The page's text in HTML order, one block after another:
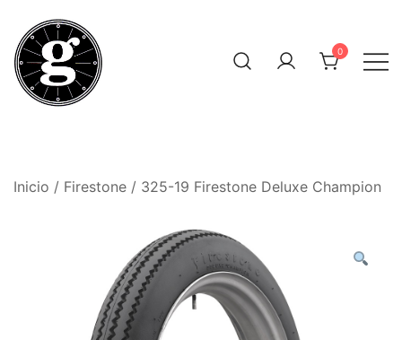
contenido
0
Inicio / Firestone / 325-19 Firestone Deluxe Champion